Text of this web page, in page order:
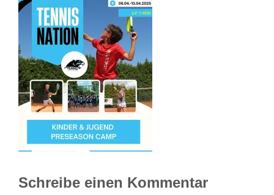
Schreibe einen Kommentar